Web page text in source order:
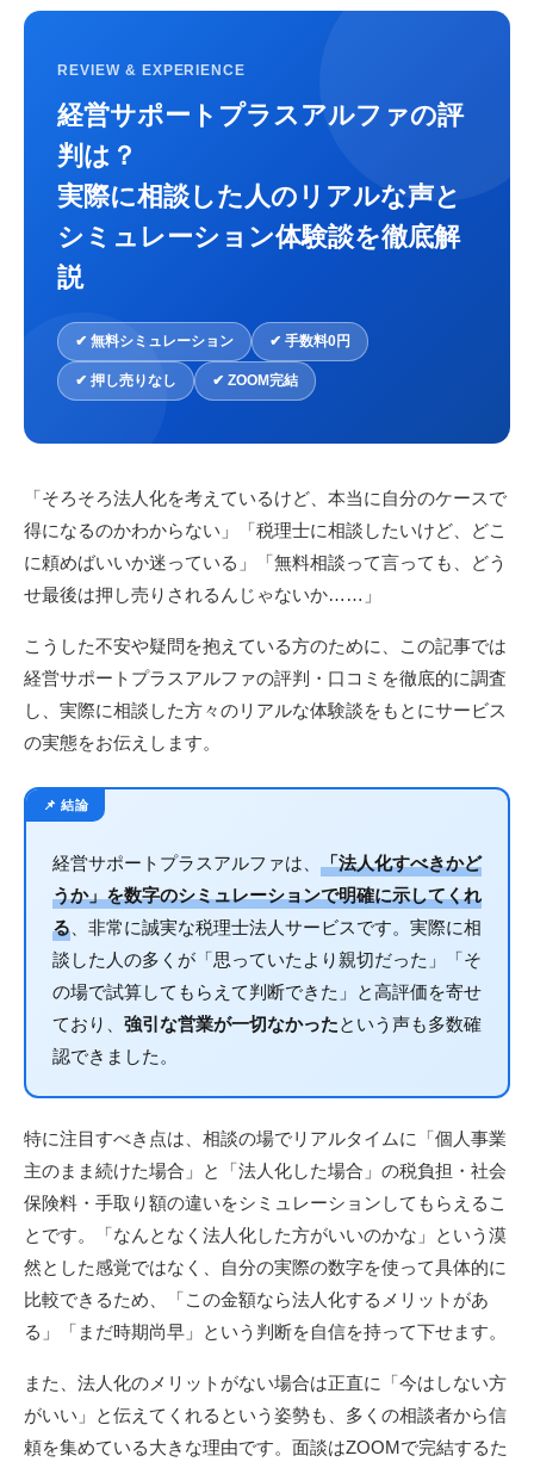
REVIEW & EXPERIENCE
経営サポートプラスアルファの評
判は？
実際に相談した人のリアルな声と
シミュレーション体験談を徹底解
説
✔ 無料シミュレーション ✔ 手数料0円
✔ 押し売りなし ✔ ZOOM完結
「そろそろ法人化を考えているけど、本当に自分のケースで
得になるのかわからない」「税理士に相談したいけど、どこ
に頼めばいいか迷っている」「無料相談って言っても、どう
せ最後は押し売りされるんじゃないか……」
こうした不安や疑問を抱えている方のために、この記事では
経営サポートプラスアルファの評判・口コミを徹底的に調査
し、実際に相談した方々のリアルな体験談をもとにサービス
の実態をお伝えします。
📌 結論
経営サポートプラスアルファは、 「法人化すべきかど
うか」を数字のシミュレーションで明確に示してくれ
る 、非常に誠実な税理士法人サービスです。実際に相
談した人の多くが「思っていたより親切だった」「そ
の場で試算してもらえて判断できた」と高評価を寄せ
ており、 強引な営業が一切なかったという声も多数確
認できました。
特に注目すべき点は、相談の場でリアルタイムに「個人事業
主のまま続けた場合」と「法人化した場合」の税負担・社会
保険料・手取り額の違いをシミュレーションしてもらえるこ
とです。「なんとなく法人化した方がいいのかな」という漠
然とした感覚ではなく、自分の実際の数字を使って具体的に
比較できるため、「この金額なら法人化するメリットがあ
る」「まだ時期尚早」という判断を自信を持って下せます。
また、法人化のメリットがない場合は正直に「今はしない方
がいい」と伝えてくれるという姿勢も、多くの相談者から信
頼を集めている大きな理由です。面談はZOOMで完結するた